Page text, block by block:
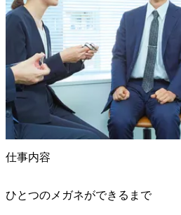
仕事内容
ひとつのメガネができるまで